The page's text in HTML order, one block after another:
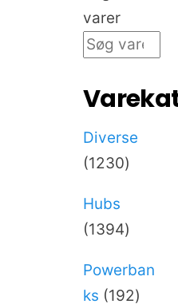
varer
Diverse
12301230
Hubs
13941394
Powerban
ks
192192